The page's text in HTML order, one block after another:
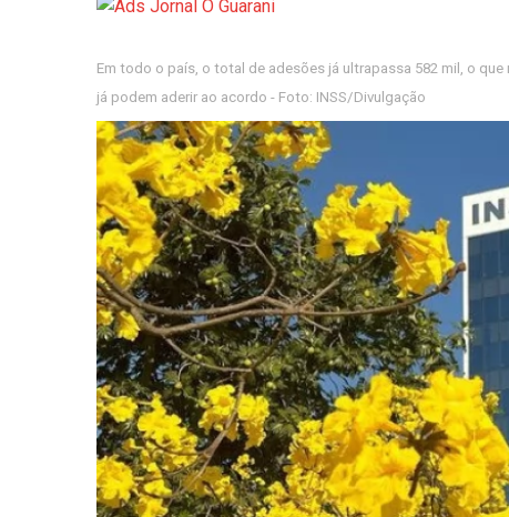
Em todo o país, o total de adesões já ultrapassa 582 mil, o
já podem aderir ao acordo - Foto: INSS/Divulgação